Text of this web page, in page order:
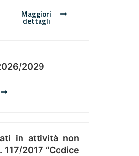
Maggiori
dettagli
2029
in attività non
2017 “Codice